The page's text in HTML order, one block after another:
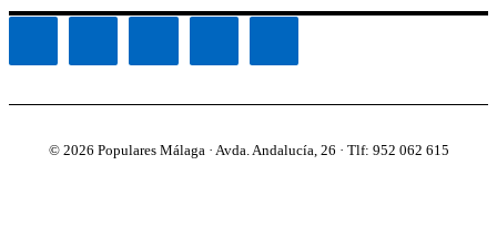
© 2026 Populares Málaga · Avda. Andalucía, 26 · Tlf: 952 062 615